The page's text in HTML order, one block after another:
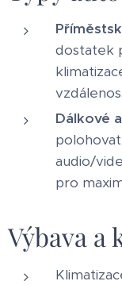
dostatek
Dálkové
audio/
pro
Výbava a